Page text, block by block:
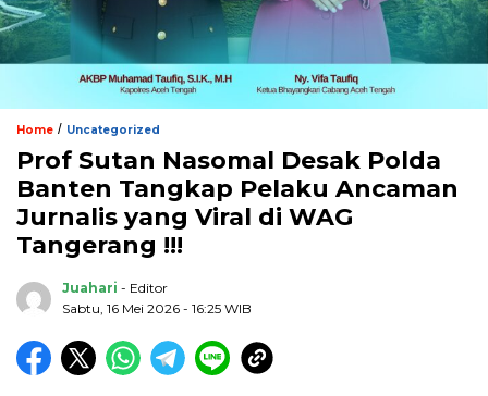
Home / Uncategorized
Prof Sutan Nasomal Desak Polda
Banten Tangkap Pelaku Ancaman
Jurnalis yang Viral di WAG
Tangerang !!!
Juahari - Editor
Sabtu, 16 Mei 2026 - 16:25 WIB